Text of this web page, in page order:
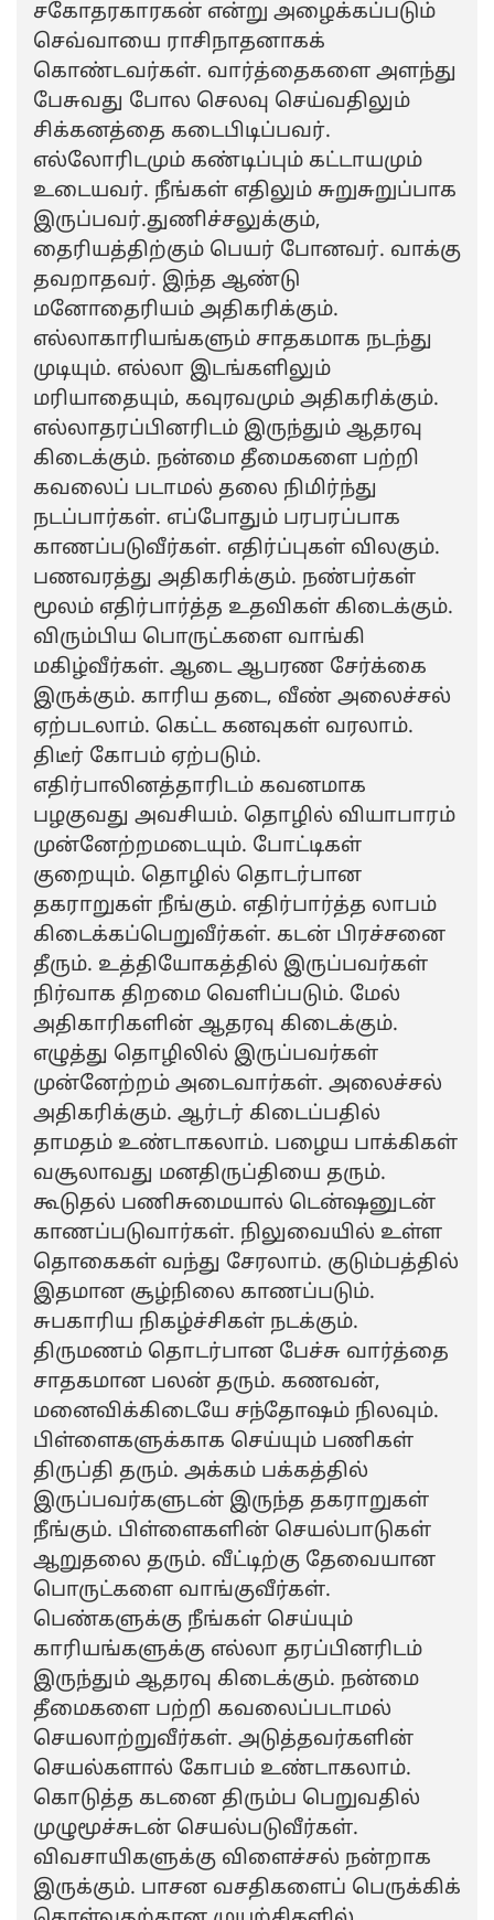
சகோதரகாரகன் என்று அழைக்கப்படும்
செவ்வாயை ராசிநாதனாகக்
கொண்டவர்கள். வார்த்தைகளை அளந்து
பேசுவது போல செலவு செய்வதிலும்
சிக்கனத்தை கடைபிடிப்பவர்.
எல்லோரிடமும் கண்டிப்பும் கட்டாயமும்
உடையவர். நீங்கள் எதிலும் சுறுசுறுப்பாக
இருப்பவர்.துணிச்சலுக்கும்,
தைரியத்திற்கும் பெயர் போனவர். வாக்கு
தவறாதவர். இந்த ஆண்டு
மனோதைரியம் அதிகரிக்கும்.
எல்லாகாரியங்களும் சாதகமாக நடந்து
முடியும். எல்லா இடங்களிலும்
மரியாதையும், கவுரவமும் அதிகரிக்கும்.
எல்லாதரப்பினரிடம் இருந்தும் ஆதரவு
கிடைக்கும். நன்மை தீமைகளை பற்றி
கவலைப் படாமல் தலை நிமிர்ந்து
நடப்பார்கள். எப்போதும் பரபரப்பாக
காணப்படுவீர்கள். எதிர்ப்புகள் விலகும்.
பணவரத்து அதிகரிக்கும். நண்பர்கள்
மூலம் எதிர்பார்த்த உதவிகள் கிடைக்கும்.
விரும்பிய பொருட்களை வாங்கி
மகிழ்வீர்கள். ஆடை ஆபரண சேர்க்கை
இருக்கும். காரிய தடை, வீண் அலைச்சல்
ஏற்படலாம். கெட்ட கனவுகள் வரலாம்.
திடீர் கோபம் ஏற்படும்.
எதிர்பாலினத்தாரிடம் கவனமாக
பழகுவது அவசியம். தொழில் வியாபாரம்
முன்னேற்றமடையும். போட்டிகள்
குறையும். தொழில் தொடர்பான
தகராறுகள் நீங்கும். எதிர்பார்த்த லாபம்
கிடைக்கப்பெறுவீர்கள். கடன் பிரச்சனை
தீரும். உத்தியோகத்தில் இருப்பவர்கள்
நிர்வாக திறமை வெளிப்படும். மேல்
அதிகாரிகளின் ஆதரவு கிடைக்கும்.
எழுத்து தொழிலில் இருப்பவர்கள்
முன்னேற்றம் அடைவார்கள். அலைச்சல்
அதிகரிக்கும். ஆர்டர் கிடைப்பதில்
தாமதம் உண்டாகலாம். பழைய பாக்கிகள்
வசூலாவது மனதிருப்தியை தரும்.
கூடுதல் பணிசுமையால் டென்ஷனுடன்
காணப்படுவார்கள். நிலுவையில் உள்ள
தொகைகள் வந்து சேரலாம். குடும்பத்தில்
இதமான சூழ்நிலை காணப்படும்.
சுபகாரிய நிகழ்ச்சிகள் நடக்கும்.
திருமணம் தொடர்பான பேச்சு வார்த்தை
சாதகமான பலன் தரும். கணவன்,
மனைவிக்கிடையே சந்தோஷம் நிலவும்.
பிள்ளைகளுக்காக செய்யும் பணிகள்
திருப்தி தரும். அக்கம் பக்கத்தில்
இருப்பவர்களுடன் இருந்த தகராறுகள்
நீங்கும். பிள்ளைகளின் செயல்பாடுகள்
ஆறுதலை தரும். வீட்டிற்கு தேவையான
பொருட்களை வாங்குவீர்கள்.
பெண்களுக்கு நீங்கள் செய்யும்
காரியங்களுக்கு எல்லா தரப்பினரிடம்
இருந்தும் ஆதரவு கிடைக்கும். நன்மை
தீமைகளை பற்றி கவலைப்படாமல்
செயலாற்றுவீர்கள். அடுத்தவர்களின்
செயல்களால் கோபம் உண்டாகலாம்.
கொடுத்த கடனை திரும்ப பெறுவதில்
முழுமூச்சுடன் செயல்படுவீர்கள்.
விவசாயிகளுக்கு விளைச்சல் நன்றாக
இருக்கும். பாசன வசதிகளைப் பெருக்கிக்